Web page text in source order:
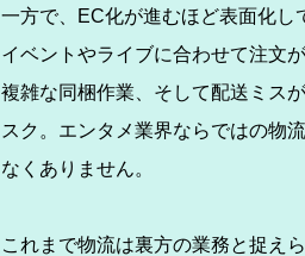
一方で、EC化が進むほど表面化し
イベントやライブに合わせて注文
複雑な同梱作業、そして配送ミス
スク。エンタメ業界ならではの物
なくありません。
これまで物流は裏方の業務と捉え